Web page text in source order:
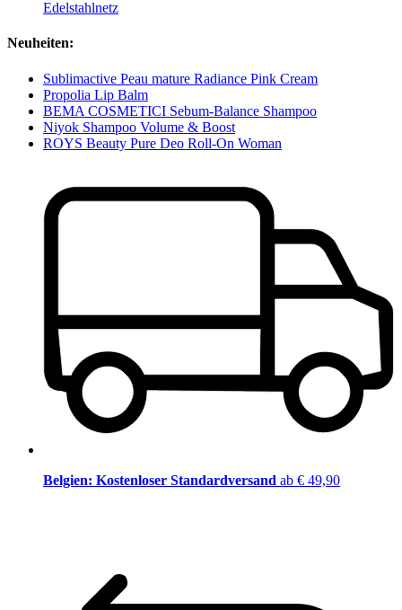
Edelstahlnetz
Neuheiten:
Sublimactive Peau mature Radiance Pink Cream
Propolia Lip Balm
BEMA COSMETICI Sebum-Balance Shampoo
Niyok Shampoo Volume & Boost
ROYS Beauty Pure Deo Roll-On Woman
Belgien: Kostenloser Standardversand ab € 49,90